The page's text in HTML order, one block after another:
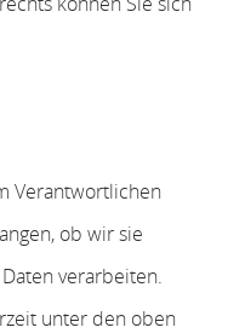
Verantwortlichen
ob wir sie
verarbeiten.
unter den oben